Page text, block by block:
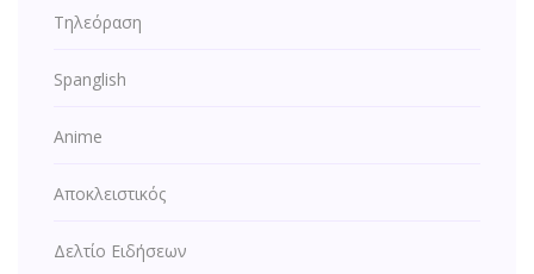
Τηλεόραση
Spanglish
Anime
Αποκλειστικός
Δελτίο Ειδήσεων